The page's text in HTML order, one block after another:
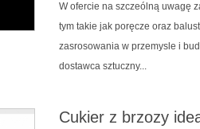
W ofercie na szczeólną uwagę
tym takie jak poręcze oraz
zasrosowania w przemysle i
dostawca sztuczny...
Cukier z brzozy